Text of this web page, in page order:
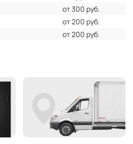
от 300 руб.
от 200 руб.
от 200 руб.